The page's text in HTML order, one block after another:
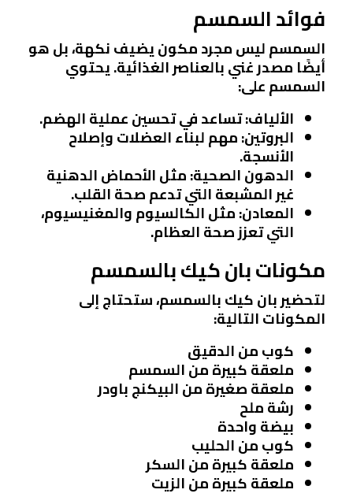
فوائد السمسم
السمسم ليس مجرد مكون يضيف نكهة، بل هو
أيضًا مصدر غني بالعناصر الغذائية. يحتوي
السمسم على:
الألياف: تساعد في تحسين عملية الهضم.
البروتين: مهم لبناء العضلات وإصلاح
الأنسجة.
الدهون الصحية: مثل الأحماض الدهنية
غير المشبعة التي تدعم صحة القلب.
المعادن: مثل الكالسيوم والمغنيسيوم،
التي تعزز صحة العظام.
مكونات بان كيك بالسمسم
لتحضير بان كيك بالسمسم، ستحتاج إلى
المكونات التالية:
كوب من الدقيق
ملعقة كبيرة من السمسم
ملعقة صغيرة من البيكنج باودر
رشة ملح
بيضة واحدة
كوب من الحليب
ملعقة كبيرة من السكر
ملعقة كبيرة من الزيت